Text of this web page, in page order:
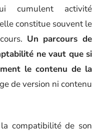
cumulent activité
constitue souvent le
Un parcours de
ne vaut que si
le contenu de la
de version ni contenu
compatibilité de son